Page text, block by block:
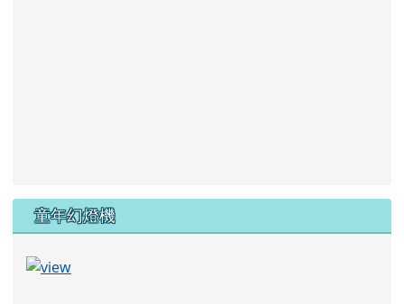
童年幻燈機